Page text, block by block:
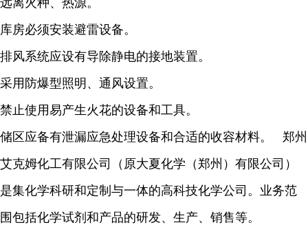
远离火种、热源。
库房必须安装避雷设备。
排风系统应设有导除静电的接地装置。
采用防爆型照明、通风设置。
禁止使用易产生火花的设备和工具。
储区应备有泄漏应急处理设备和合适的收容材料。 郑州
艾克姆化工有限公司（原大夏化学（郑州）有限公司）
是集化学科研和定制与一体的高科技化学公司。业务范
围包括化学试剂和产品的研发、生产、销售等。